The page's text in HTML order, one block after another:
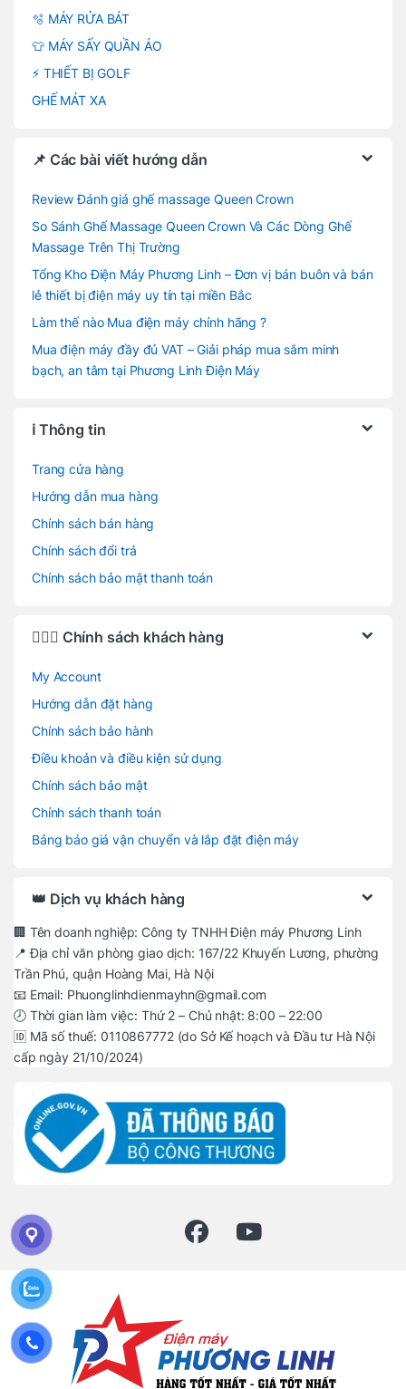
🫧 MÁY RỬA BÁT
👕 MÁY SẤY QUẦN ÁO
⚡ THIẾT BỊ GOLF
GHẾ MÁT XA
📌 Các bài viết hướng dẫn
Review Đánh giá ghế massage Queen Crown
So Sánh Ghế Massage Queen Crown Và Các Dòng Ghế
Massage Trên Thị Trường
Tổng Kho Điện Máy Phương Linh – Đơn vị bán buôn và bán
lẻ thiết bị điện máy uy tín tại miền Bắc
Làm thế nào Mua điện máy chính hãng ?
Mua điện máy đầy đủ VAT – Giải pháp mua sắm minh
bạch, an tâm tại Phương Linh Điện Máy
ℹ️ Thông tin
Trang cửa hàng
Hướng dẫn mua hàng
Chính sách bán hàng
Chính sách đổi trả
Chính sách bảo mật thanh toán
🙋🏻‍♂️ Chính sách khách hàng
My Account
Hướng dẫn đặt hàng
Chính sách bảo hành
Điều khoản và điều kiện sử dụng
Chính sách bảo mật
Chính sách thanh toán
Bảng báo giá vận chuyển và lắp đặt điện máy
👑 Dịch vụ khách hàng
🏢 Tên doanh nghiệp: Công ty TNHH Điện máy Phương Linh
📍 Địa chỉ văn phòng giao dịch: 167/22 Khuyến Lương, phường
Trần Phú, quận Hoàng Mai, Hà Nội
📧 Email: Phuonglinhdienmayhn@gmail.com
🕗 Thời gian làm việc: Thứ 2 – Chủ nhật: 8:00 – 22:00
🆔 Mã số thuế: 0110867772 (do Sở Kế hoạch và Đầu tư Hà Nội
cấp ngày 21/10/2024)